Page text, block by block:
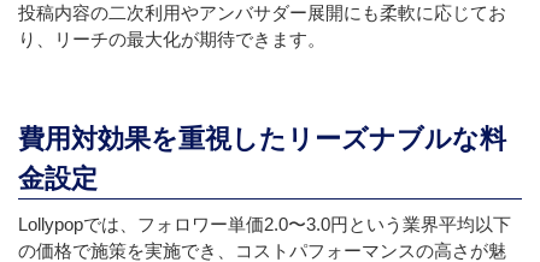
投稿内容の二次利用やアンバサダー展開にも柔軟に応じてお
り、リーチの最大化が期待できます。
費用対効果を重視したリーズナブルな料
金設定
Lollypopでは、フォロワー単価2.0〜3.0円という業界平均以下
の価格で施策を実施でき、コストパフォーマンスの高さが魅